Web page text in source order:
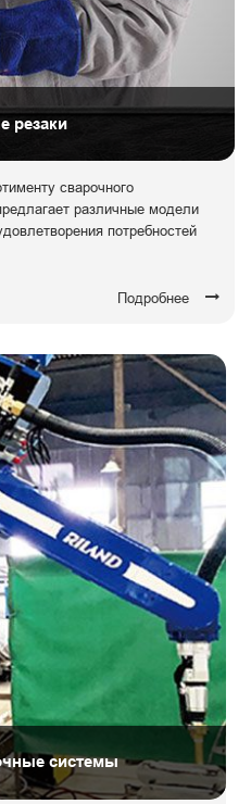
резаки
сварочного
различные модели
потребностей
Подробнее
системы